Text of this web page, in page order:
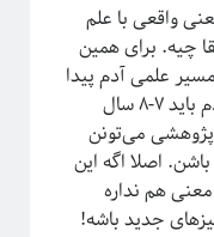
واقعی با علم
چیه. برای همین
علمی آدم پیدا
نمی‌کنه. برای همینه که دست کم آدم باید ۷-۸ سال
می‌تونن
اصلا اگه این
هم نداره
جدید باشه!